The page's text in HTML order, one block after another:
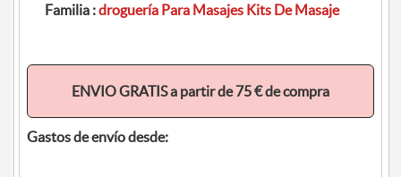
Familia :droguería Para Masajes Kits De Masaje
ENVIO GRATIS a partir de 75 € de compra
Gastos de envío desde: